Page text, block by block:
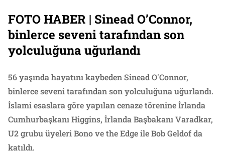
FOTO HABER | Sinead O’Connor,
binlerce seveni tarafından son
yolculuğuna uğurlandı
56 yaşında hayatını kaybeden Sinead O'Connor,
binlerce seveni tarafından son yolculuğuna uğurlandı.
İslami esaslara göre yapılan cenaze törenine İrlanda
Cumhurbaşkanı Higgins, İrlanda Başbakanı Varadkar,
U2 grubu üyeleri Bono ve the Edge ile Bob Geldof da
katıldı.